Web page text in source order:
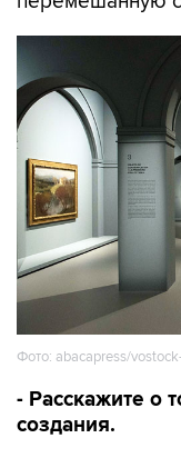
Фото: abacapress/
- Расскажите о
создания.